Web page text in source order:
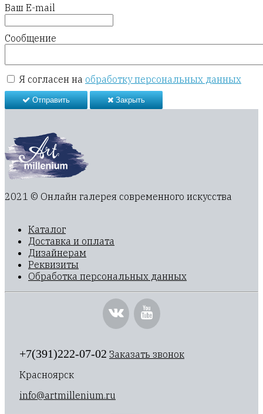
Ваш E-mail
Сообщение
Я согласен на обработку персональных данных
Отправить Закрыть
2021 © Онлайн галерея современного искусства
Каталог
Доставка и оплата
Дизайнерам
Реквизиты
Обработка персональных данных
+7(391)222-07-02 Заказать звонок
Красноярск
info@artmillenium.ru